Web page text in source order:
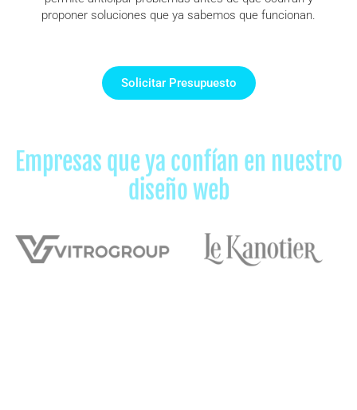
proponer soluciones que ya sabemos que funcionan.
Solicitar Presupuesto
Empresas que ya confían en nuestro
diseño web